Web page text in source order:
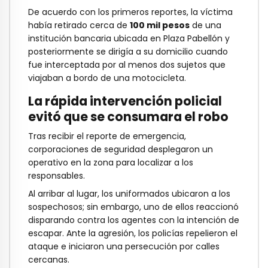
De acuerdo con los primeros reportes, la víctima
había retirado cerca de 100 mil pesos de una
institución bancaria ubicada en Plaza Pabellón y
posteriormente se dirigía a su domicilio cuando
fue interceptada por al menos dos sujetos que
viajaban a bordo de una motocicleta.
La rápida intervención policial
evitó que se consumara el robo
Tras recibir el reporte de emergencia,
corporaciones de seguridad desplegaron un
operativo en la zona para localizar a los
responsables.
Al arribar al lugar, los uniformados ubicaron a los
sospechosos; sin embargo, uno de ellos reaccionó
disparando contra los agentes con la intención de
escapar. Ante la agresión, los policías repelieron el
ataque e iniciaron una persecución por calles
cercanas.